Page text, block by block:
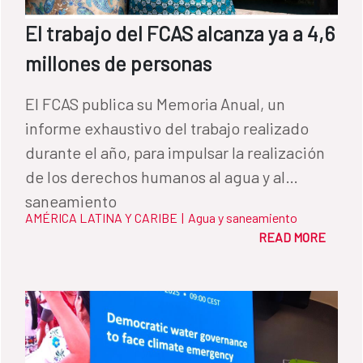
rural o de adaptación al cambio climático.
Mujeres Aguas Arriba busca revertir esta
tendencia, no solo visibilizando sus
sus derechos y fortaleciendo su liderazgo.
“El café es una parte esencial para que
crezca más agua. Entre más árboles hay,
más café hay. Entonces hace que los ríos no
se sequen. Si no hubiese árboles, el agua ya
se hubiese acabado aquí”, explica Elisa,
Proteger el agua es también defender
formas de vida, culturas vivas y memorias
compartidas. En el Trifinio, las mujeres
El trabajo del FCAS alcanza ya a 4,6
millones de personas
El FCAS publica su Memoria Anual, un
informe exhaustivo del trabajo realizado
durante el año, para impulsar la realización
de los derechos humanos al agua y al
AMÉRICA LATINA Y CARIBE | Agua y saneamiento
READ MORE